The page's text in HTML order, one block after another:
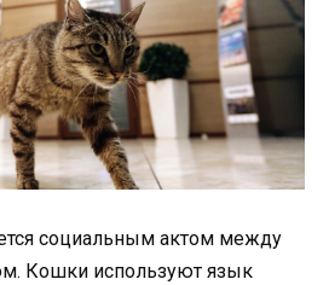
социальным актом между
Кошки используют язык